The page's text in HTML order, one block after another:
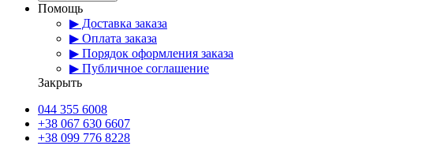
Помощь
▶ Доставка заказа
▶ Оплата заказа
▶ Порядок оформления заказа
▶ Публичное соглашение
Закрыть
044 355 6008
+38 067 630 6607
+38 099 776 8228